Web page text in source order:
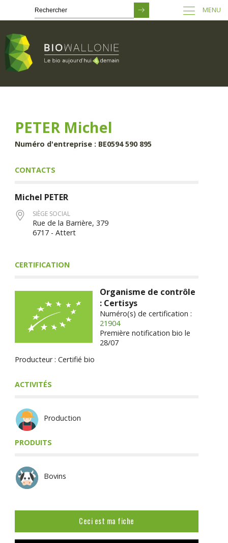
principal
MENU
PETER Michel
Numéro d'entreprise : BE0594 590 895
CONTACTS
Michel PETER
SIÈGE SOCIAL
Rue de la Barrière, 379
6717 - Attert
CERTIFICATION
Organisme de contrôle
: Certisys
Numéro(s) de certification :
21904
Première notification bio le
28/07
Producteur : Certifié bio
ACTIVITÉS
Production
PRODUITS
Bovins
Ceci est ma fiche